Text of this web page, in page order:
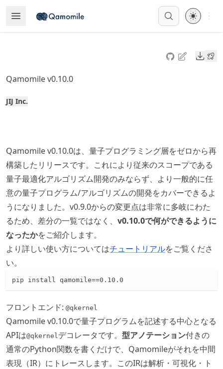
to
article
to
article
content
Open MenuMade with MyST
Open
Qamomile v0.10.0
JIJ Inc.
Qamomile v0.10.0は、量子プログラミング層をゼロから再
構築したリリースです。これにより従来のスコープである
量子最適化アルゴリズム開発のみならず、より一般的に任
意の量子プログラム/アルゴリズムの開発をカバーできるよ
うになりました。v0.9.0からの変更点は非常に多岐にわた
るため、差分の一覧ではなく、 v0.10.0で何ができるように
なったかをご紹介します。
より詳しい使い方についてはチュートリアルをご覧くださ
い。
pip install qamomile==0.10.0
フロントエンド: @qkernel
Qamomile v0.10.0で量子プログラムを記述する中心となる
APIは@qkernelデコレータです。 型アノテーション付きの
通常のPython関数を書くだけで、Qamomileがそれを中間
表現（IR）にトレースします。このIRは解析・可視化・ト